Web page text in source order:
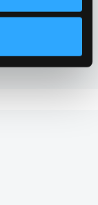
qualche
momento
ad